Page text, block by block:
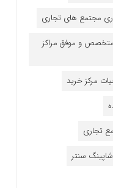
مجتمع های تجاری
متخصص و موفق مراکز
مرکز خرید
تجاری
شاپینگ سنتر